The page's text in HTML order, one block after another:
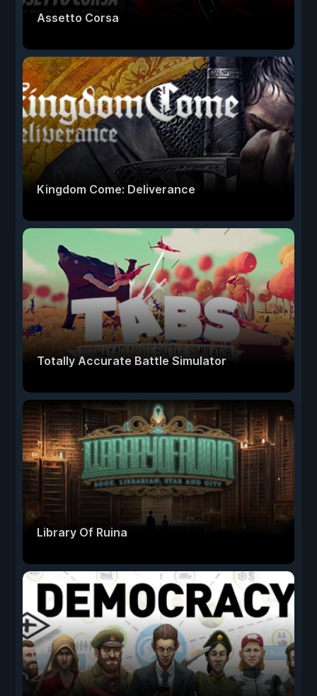
Assetto Corsa
Kingdom Come: Deliverance
Totally Accurate Battle Simulator
Library Of Ruina